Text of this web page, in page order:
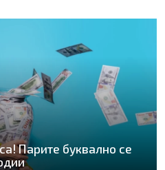
Парите буквално се